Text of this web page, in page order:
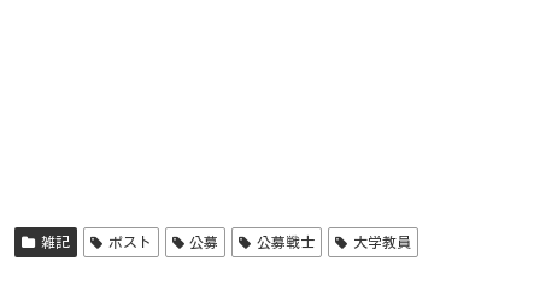
雑記 ポスト 公募 公募戦士 大学教員